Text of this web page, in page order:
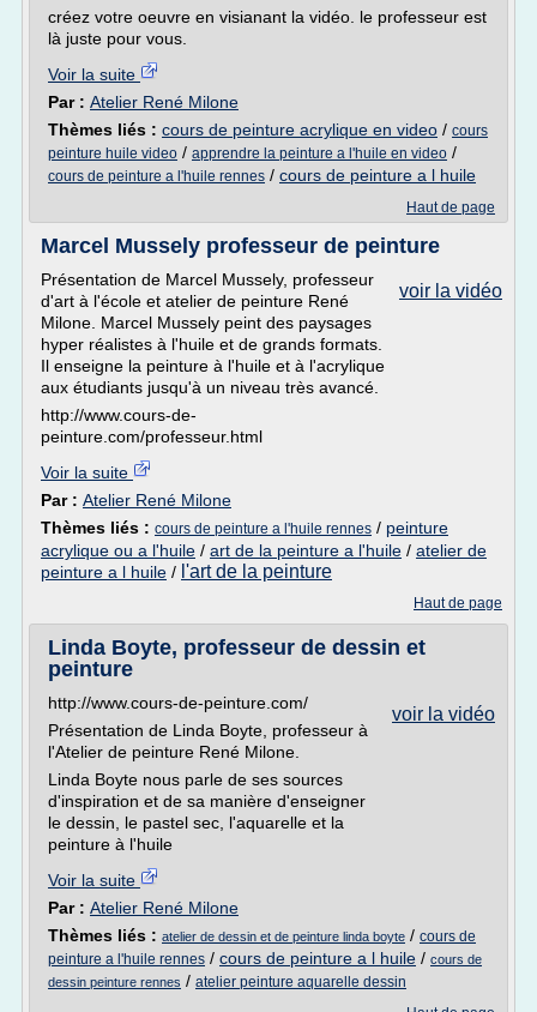
créez votre oeuvre en visianant la vidéo. le professeur est
là juste pour vous.
Voir la suite
Par : Atelier René Milone
Thèmes liés : cours de peinture acrylique en video / cours
peinture huile video / apprendre la peinture a l'huile en video /
cours de peinture a l'huile rennes / cours de peinture a l huile
Haut de page
Marcel Mussely professeur de peinture
voir la vidéo
Présentation de Marcel Mussely, professeur
d'art à l'école et atelier de peinture René
Milone. Marcel Mussely peint des paysages
hyper réalistes à l'huile et de grands formats.
Il enseigne la peinture à l'huile et à l'acrylique
aux étudiants jusqu'à un niveau très avancé.
http://www.cours-de-
peinture.com/professeur.html
Voir la suite
Par : Atelier René Milone
Thèmes liés : cours de peinture a l'huile rennes / peinture
acrylique ou a l'huile / art de la peinture a l'huile / atelier de
peinture a l huile / l'art de la peinture
Haut de page
Linda Boyte, professeur de dessin et
peinture
voir la vidéo
http://www.cours-de-peinture.com/
Présentation de Linda Boyte, professeur à
l'Atelier de peinture René Milone.
Linda Boyte nous parle de ses sources
d'inspiration et de sa manière d'enseigner
le dessin, le pastel sec, l'aquarelle et la
peinture à l'huile
Voir la suite
Par : Atelier René Milone
Thèmes liés : atelier de dessin et de peinture linda boyte / cours de
peinture a l'huile rennes / cours de peinture a l huile / cours de
dessin peinture rennes / atelier peinture aquarelle dessin